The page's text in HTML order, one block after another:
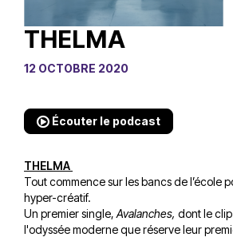
THELMA
12 OCTOBRE 2020
Écouter le podcast
THELMA
Tout commence sur les bancs de l’école
hyper-créatif.
Un premier single, Avalanches, dont le
l'odyssée moderne que réserve leur